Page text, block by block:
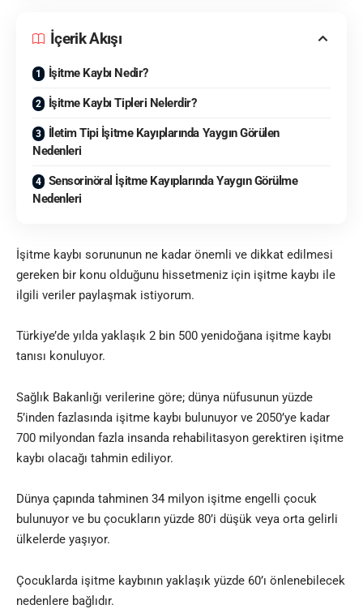
İçerik Akışı
İşitme Kaybı Nedir?
İşitme Kaybı Tipleri Nelerdir?
İletim Tipi İşitme Kayıplarında Yaygın Görülen
Nedenleri
Sensorinöral İşitme Kayıplarında Yaygın Görülme
Nedenleri
İşitme kaybı sorununun ne kadar önemli ve dikkat edilmesi
gereken bir konu olduğunu hissetmeniz için işitme kaybı ile
ilgili veriler paylaşmak istiyorum.
Türkiye’de yılda yaklaşık 2 bin 500 yenidoğana işitme kaybı
tanısı konuluyor.
Sağlık Bakanlığı verilerine göre; dünya nüfusunun yüzde
5’inden fazlasında işitme kaybı bulunuyor ve 2050’ye kadar
700 milyondan fazla insanda rehabilitasyon gerektiren işitme
kaybı olacağı tahmin ediliyor.
Dünya çapında tahminen 34 milyon işitme engelli çocuk
bulunuyor ve bu çocukların yüzde 80’i düşük veya orta gelirli
ülkelerde yaşıyor.
Çocuklarda işitme kaybının yaklaşık yüzde 60’ı önlenebilecek
nedenlere bağlıdır.